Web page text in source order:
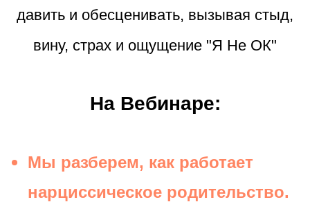
давить и обесценивать, вызывая стыд,
вину, страх и ощущение "Я Не ОК"
На Вебинаре:
Мы разберем, как работает
нарциссическое родительство.